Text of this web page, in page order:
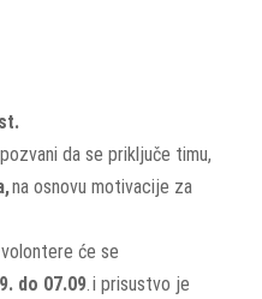
da se priključe timu,
na osnovu motivacije za
će se
do 07.09. i prisustvo je